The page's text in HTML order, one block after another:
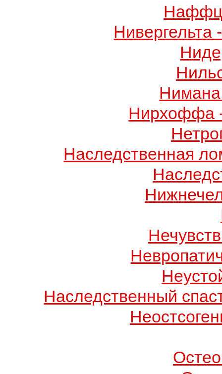
Нимана
Нирхоффа
Наследственная
Наследственный